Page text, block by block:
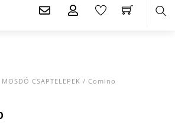
MOSDÓ CSAPTELEPEK / Comino